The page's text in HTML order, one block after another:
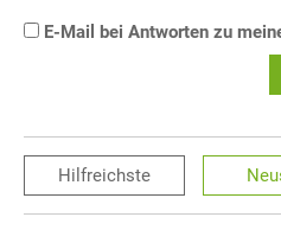
E-Mail bei Antworten zu
Hilfreichste